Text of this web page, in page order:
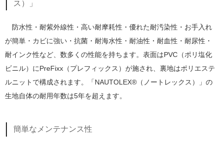
ス）」
防水性・耐紫外線性・高い耐摩耗性・優れた耐汚染性・お手入れ
が簡単・カビに強い・抗菌・耐海水性・耐油性・耐血性・耐尿性・
耐インク性など、数多くの性能を持ちます。表面はPVC（ポリ塩化
ビニル）にPreFixx（プレフィックス）が施され、裏地はポリエステ
ルニットで構成されます。「NAUTOLEX®（ノートレックス）」の
生地自体の耐用年数は5年を超えます。
簡単なメンテナンス性